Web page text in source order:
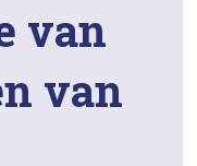
van
van